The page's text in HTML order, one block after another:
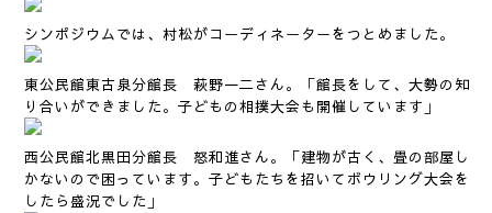
シンポジウムでは、村松がコーディネーターをつとめました。
東公民館東古泉分館長 萩野一二さん。「館長をして、大勢の知
り合いができました。子どもの相撲大会も開催しています」
西公民館北黒田分館長 怒和進さん。「建物が古く、畳の部屋し
かないので困っています。子どもたちを招いてボウリング大会を
したら盛況でした」